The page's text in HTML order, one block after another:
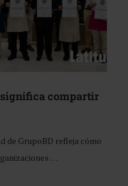
significa compartir
de GrupoBD refleja cómo
…